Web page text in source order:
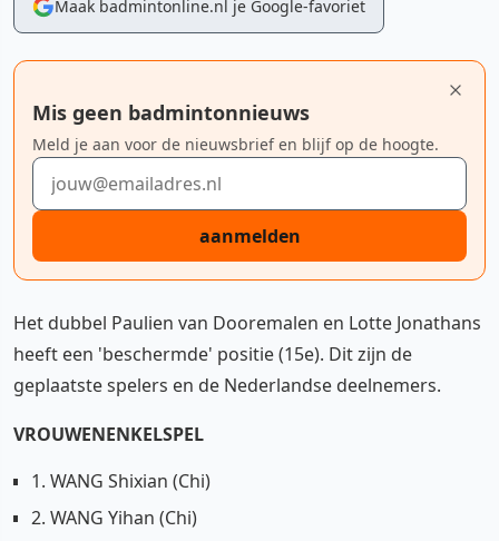
Maak badmintonline.nl je Google-favoriet
Mis geen badmintonnieuws
Meld je aan voor de nieuwsbrief en blijf op de hoogte.
E-mailadres
aanmelden
Het dubbel Paulien van Dooremalen en Lotte Jonathans
heeft een 'beschermde' positie (15e). Dit zijn de
geplaatste spelers en de Nederlandse deelnemers.
VROUWENENKELSPEL
1. WANG Shixian (Chi)
2. WANG Yihan (Chi)